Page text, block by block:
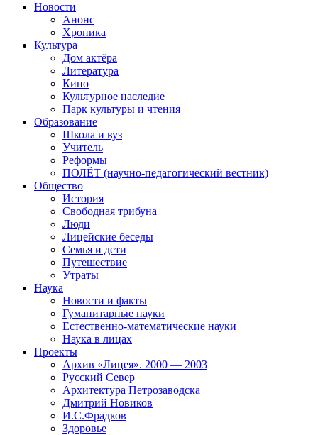
Новости
Анонс
Хроника
Культура
Дом актёра
Литература
Кино
Культурное наследие
Парк культуры и чтения
Образование
Школа и вуз
Учитель
Реформы
ПОЛЁТ (научно-педагогический вестник)
Общество
История
Свободная трибуна
Люди
Лицейские беседы
Семья и дети
Путешествие
Утраты
Наука
Новости и факты
Гуманитарные науки
Естественно-математические науки
Наука в лицах
Проекты
Архив «Лицея». 2000 — 2003
Русский Север
Архитектура Петрозаводска
Дмитрий Новиков
И.С.Фрадков
Здоровье